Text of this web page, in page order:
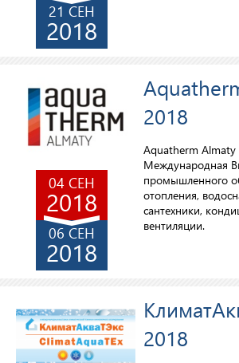
21 СЕН
2018
04 СЕН
2018
06 СЕН
2018
2018
Aquatherm
Международная
промышленного
отопления,
сантехники,
вентиляции.
2018